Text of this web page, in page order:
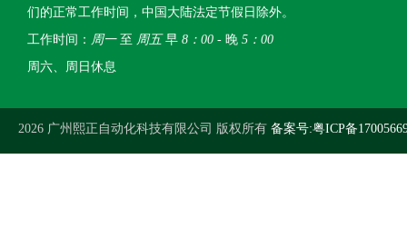
们的正常工作时间，中国大陆法定节假日除外。
工作时间： 周一至 周五早 8：00 - 晚 5：00
周六、周日休息
2026 广州熙正自动化科技有限公司 版权所有 备案号:粤ICP备